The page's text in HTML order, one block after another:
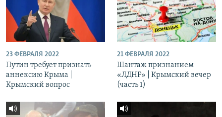
23 ФЕВРАЛЯ 2022
Путин требует признать
аннексию Крыма |
Крымский вопрос
21 ФЕВРАЛЯ 2022
Шантаж признанием
«ЛДНР» | Крымский вечер
(часть 1)